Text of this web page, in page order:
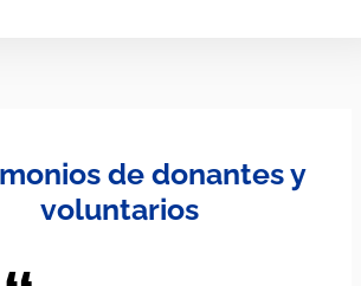
de donantes y
voluntarios